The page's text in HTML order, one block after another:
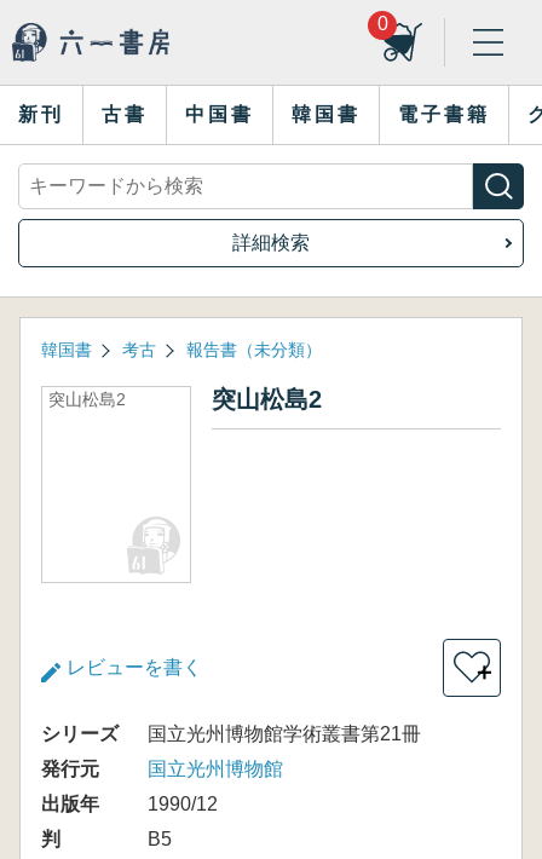
0
新刊 古書 中国書 韓国書 電子書籍
詳細検索
韓国書 考古 報告書（未分類）
突山松島2 突山松島2
レビューを書く ＋
シリーズ
国立光州博物館学術叢書第21冊
発行元
国立光州博物館
出版年
1990/12
判
B5